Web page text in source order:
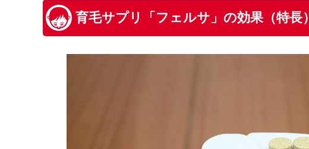
育毛サプリ「フェルサ」の効果（特長）